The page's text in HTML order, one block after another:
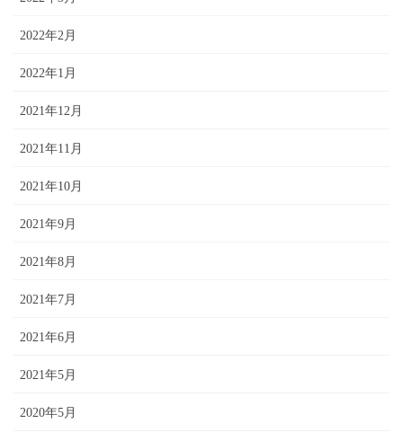
2022年2月
2022年1月
2021年12月
2021年11月
2021年10月
2021年9月
2021年8月
2021年7月
2021年6月
2021年5月
2020年5月